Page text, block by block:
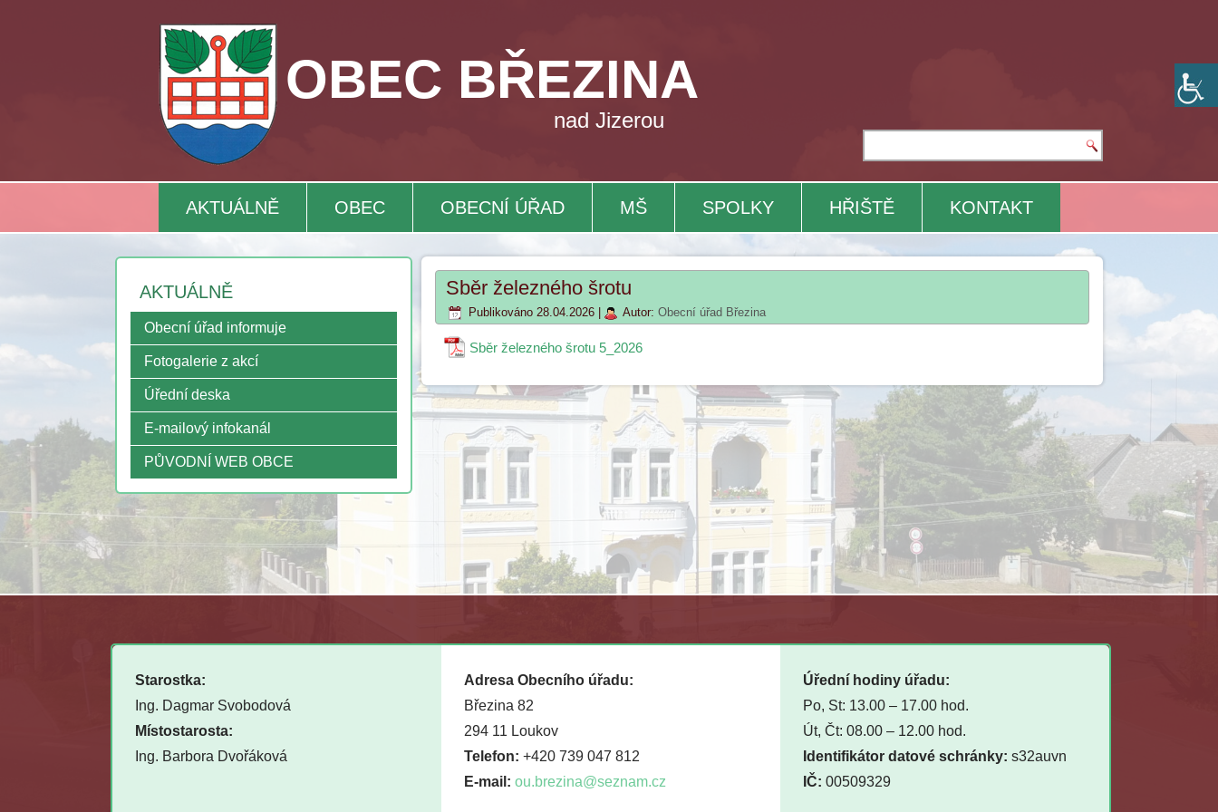
OBEC BŘEZINA
nad Jizerou
AKTUÁLNĚ OBEC OBECNÍ ÚŘAD MŠ SPOLKY HŘIŠTĚ KONTAKT
AKTUÁLNĚ
Obecní úřad informuje
Fotogalerie z akcí
Úřední deska
E-mailový infokanál
PŮVODNÍ WEB OBCE
Sběr železného šrotu
Publikováno 28.04.2026 Autor: Obecní úřad Březina
Sběr železného šrotu 5_2026
Starostka:
Ing. Dagmar Svobodová
Místostarosta:
Ing. Barbora Dvořáková
Adresa Obecního úřadu:
Březina 82
294 11 Loukov
Telefon: +420 739 047 812
E-mail: ou.brezina@seznam.cz
Úřední hodiny úřadu:
Po, St: 13.00 – 17.00 hod.
Út, Čt: 08.00 – 12.00 hod.
Identifikátor datové schránky: s32auvn
IČ: 00509329